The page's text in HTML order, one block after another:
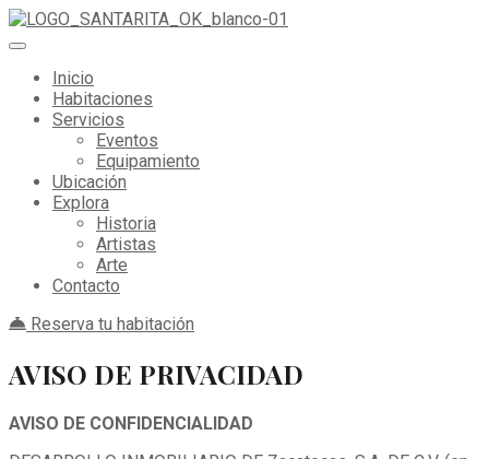
Inicio
Habitaciones
Servicios
Eventos
Equipamiento
Ubicación
Explora
Historia
Artistas
Arte
Contacto
Reserva tu habitación
AVISO DE PRIVACIDAD
AVISO DE CONFIDENCIALIDAD